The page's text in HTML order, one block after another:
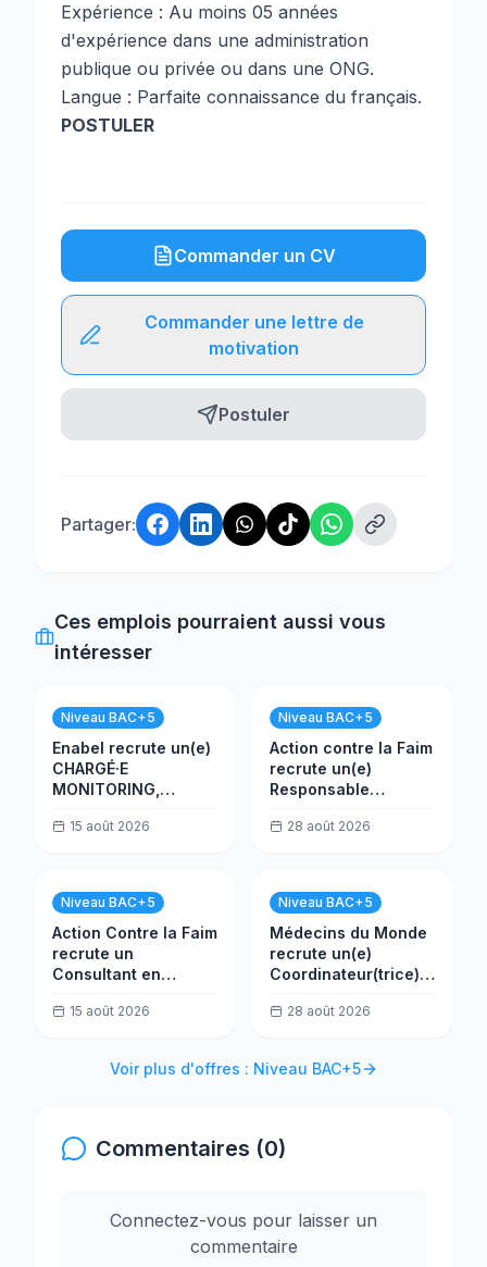
Expérience : Au moins 05 années
d'expérience dans une administration
publique ou privée ou dans une ONG.
Langue : Parfaite connaissance du français.
POSTULER
Commander un CV
Commander une lettre de
motivation
Postuler
Partager:
Ces emplois pourraient aussi vous
intéresser
Niveau BAC+5
Enabel recrute un(e)
CHARGÉ·E
MONITORING,
APPRENTISSAGE
15 août 2026
Niveau BAC+5
Action contre la Faim
recrute un(e)
Responsable
28 août 2026
Niveau BAC+5
Action Contre la Faim
recrute un
Consultant en
15 août 2026
Niveau BAC+5
Médecins du Monde
recrute un(e)
Coordinateur(trice)
28 août 2026
Voir plus d'offres : Niveau BAC+5
Commentaires (0)
Connectez-vous pour laisser un
commentaire